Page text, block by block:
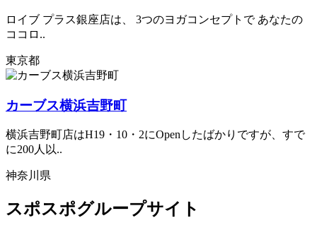
ロイブ プラス銀座店は、 3つのヨガコンセプトで あなたの
ココロ..
東京都
カーブス横浜吉野町
横浜吉野町店はH19・10・2にOpenしたばかりですが、すで
に200人以..
神奈川県
スポスポグループサイト